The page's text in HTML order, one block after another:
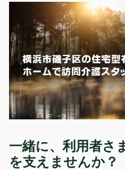
一緒に、利用者さ
を支えませんか？